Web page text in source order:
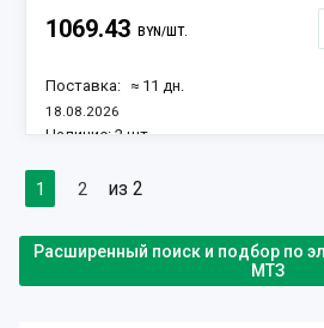
1069.43 BYN/ШТ.
Поставка: ≈ 11 дн.
18.08.2026
Наличие: 2 шт.
1 2 из 2
Расширенный поиск и подбор по
МТЗ